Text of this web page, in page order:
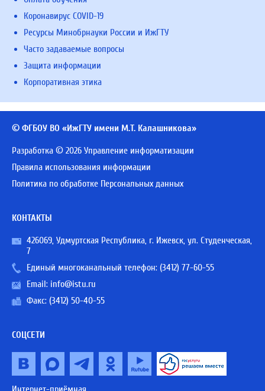
Коронавирус COVID-19
Ресурсы Минобрнауки России и ИжГТУ
Часто задаваемые вопросы
Защита информации
Корпоративная этика
© ФГБОУ ВО «ИжГТУ имени М.Т. Калашникова»
Разработка © 2026 Управление информатизации
Правила использования информации
Политика по обработке Персональных данных
КОНТАКТЫ
426069, Удмуртская Республика, г. Ижевск, ул. Студенческая,
7
Единый многоканальный телефон: (3412) 77-60-55
Email: info@istu.ru
Факс: (3412) 50-40-55
СОЦСЕТИ